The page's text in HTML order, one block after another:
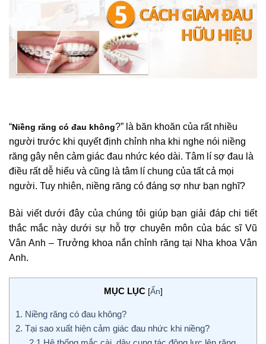
“Niềng răng có đau không?” là băn khoăn của rất nhiều
người trước khi quyết định chỉnh nha khi nghe nói niềng
răng gây nên cảm giác đau nhức kéo dài. Tâm lí sợ đau là
điều rất dễ hiểu và cũng là tâm lí chung của tất cả mọi
người. Tuy nhiên, niềng răng có đáng sợ như bạn nghĩ?
Bài viết dưới đây của chúng tôi giúp bạn giải đáp chi tiết
thắc mắc này dưới sự hỗ trợ chuyên môn của bác sĩ Vũ
Vân Anh – Trưởng khoa nắn chỉnh răng tại Nha khoa Vân
Anh.
MỤC LỤC [Ẩn]
1. Niềng răng có đau không?
2. Tại sao xuất hiện cảm giác đau nhức khi niềng?